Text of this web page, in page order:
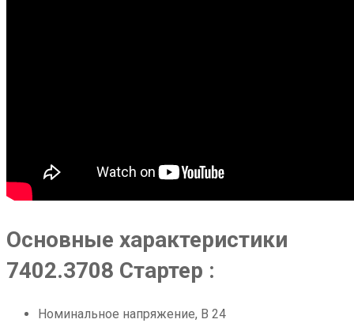
Основные характеристики
7402.3708 Стартер :
Номинальное напряжение, В 24